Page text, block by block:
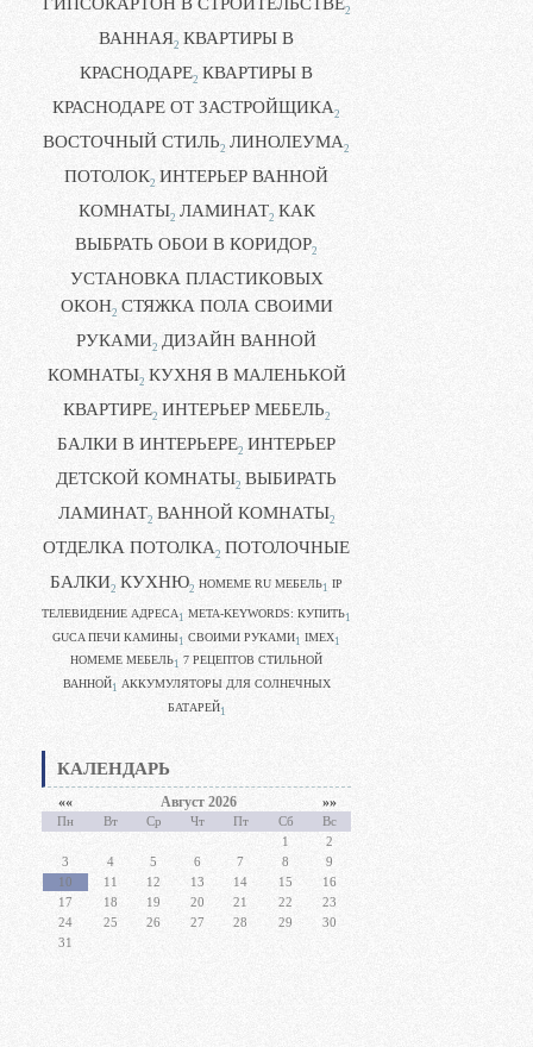
2
ВАННАЯ2 КВАРТИРЫ В
КРАСНОДАРЕ2 КВАРТИРЫ В
КРАСНОДАРЕ ОТ ЗАСТРОЙЩИКА2
ВОСТОЧНЫЙ СТИЛЬ2 ЛИНОЛЕУМА2
ПОТОЛОК2 ИНТЕРЬЕР ВАННОЙ
КОМНАТЫ2 ЛАМИНАТ2 КАК
ВЫБРАТЬ ОБОИ В КОРИДОР2
УСТАНОВКА ПЛАСТИКОВЫХ
ОКОН2 СТЯЖКА ПОЛА СВОИМИ
РУКАМИ2 ДИЗАЙН ВАННОЙ
КОМНАТЫ2 КУХНЯ В МАЛЕНЬКОЙ
КВАРТИРЕ2 ИНТЕРЬЕР МЕБЕЛЬ2
БАЛКИ В ИНТЕРЬЕРЕ2 ИНТЕРЬЕР
ДЕТСКОЙ КОМНАТЫ2 ВЫБИРАТЬ
ЛАМИНАТ2 ВАННОЙ КОМНАТЫ2
ОТДЕЛКА ПОТОЛКА2 ПОТОЛОЧНЫЕ
БАЛКИ2 КУХНЮ2 HOMEME RU МЕБЕЛЬ1 IP
ТЕЛЕВИДЕНИЕ АДРЕСА 1 META-KEYWORDS: КУПИТЬ1
GUCA ПЕЧИ КАМИНЫ1 CВОИМИ РУКАМИ1 IMEX1
HOMEME МЕБЕЛЬ1 7 РЕЦЕПТОВ СТИЛЬНОЙ
ВАННОЙ1 АККУМУЛЯТОРЫ ДЛЯ СОЛНЕЧНЫХ
БАТАРЕЙ1
КАЛЕНДАРЬ
«« Август 2026 »»
Пн Вт Ср Чт Пт Сб
Вс
1
2
3
4 5 6 7 8
9
10
11 12 13 14 15
16
17
18 19 20 21 22
23
24
25 26 27 28 29
30
31